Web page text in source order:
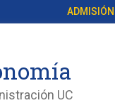
ADMISIÓN
UC